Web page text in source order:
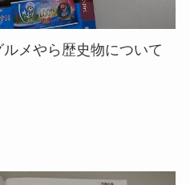
メやら歴史物について